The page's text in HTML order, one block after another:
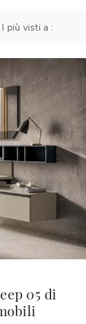
I più visti a :
05 di